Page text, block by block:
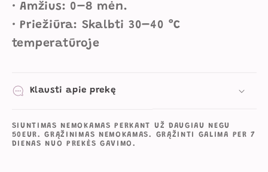
• Amžius: 0–8 mėn.
• Priežiūra: Skalbti 30–40 °C
temperatūroje
Klausti apie prekę
SIUNTIMAS NEMOKAMAS PERKANT UŽ DAUGIAU NEGU
50EUR. GRĄŽINIMAS NEMOKAMAS. GRĄŽINTI GALIMA PER 7
DIENAS NUO PREKĖS GAVIMO.